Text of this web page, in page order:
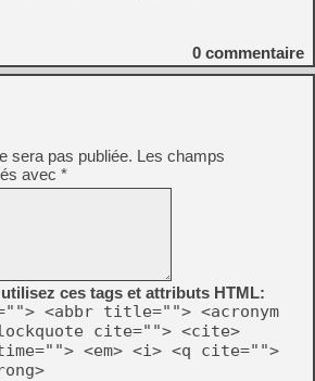
0 commentaire
sera pas publiée. Les champs
avec *
ces tags et attributs HTML:
<abbr title=""> <acronym
cite=""> <cite>
<em> <i> <q cite="">